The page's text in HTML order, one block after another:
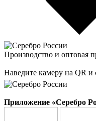
Производство и оптовая
Наведите камеру на QR и
Приложение «Серебро